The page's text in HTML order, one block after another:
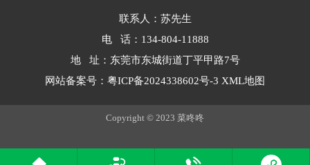
联系人：苏先生
电 话：134-804-11888
地 址：东莞市东城街道丁平甲路7号
网站备案号： 粤ICP备2024338602号-3 XML地图
Copyright © 2023 菜咚咚